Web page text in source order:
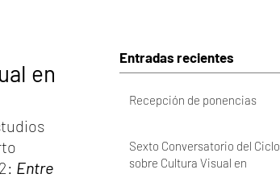
en
Entre
Entradas recientes
Recepción de ponencias
Sexto Conversatorio del Ciclo
sobre Cultura Visual en